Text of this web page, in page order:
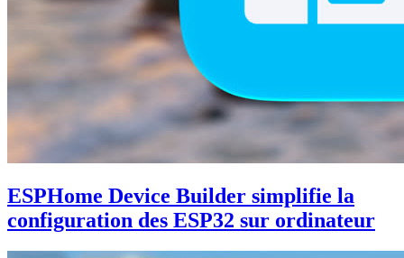
ESPHome Device Builder simplifie la
configuration des ESP32 sur ordinateur